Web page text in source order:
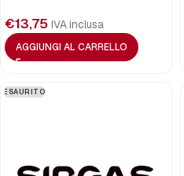
€13,75 IVA inclusa
AGGIUNGI AL CARRELLO
ESAURITO